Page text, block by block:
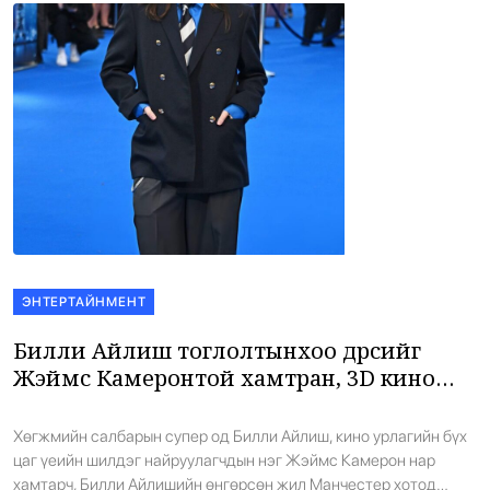
ЭНТЕРТАЙНМЕНТ
Билли Айлиш тоглолтынхоо дүрсийг
Жэймс Камеронтой хамтран, 3D кино
Хөгжмийн салбарын супер од Билли Айлиш, кино урлагийн бүх
цаг үеийн шилдэг найруулагчдын нэг Жэймс Камерон нар
хамтарч, Билли Айлишийн өнгөрсөн жил Манчестер хотод